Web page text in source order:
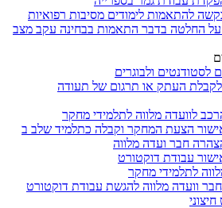
להתאמות לימודים מסיבות רפואיות
על החלטה בדבר התאמות בבחינה עקב מצב
לסטודנטים ולבוגרים
העתק או תרגום של תעודה
לוועדה מלווה לתלמידי מחקר
הצעת המחקר וקבלה כתלמיד שלב ב
חבר ועדה מלווה
עבודת דוקטורט
לתלמידי מחקר
וועדה מלווה להגשת עבודת דוקטורט